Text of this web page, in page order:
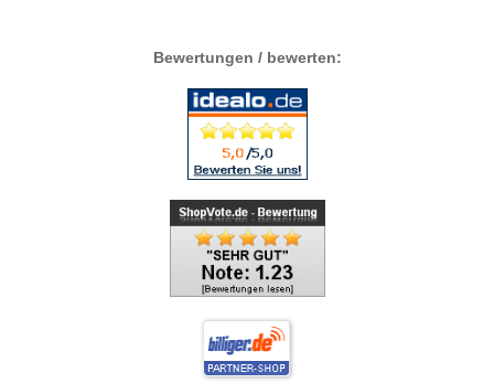
Bewertungen / bewerten: